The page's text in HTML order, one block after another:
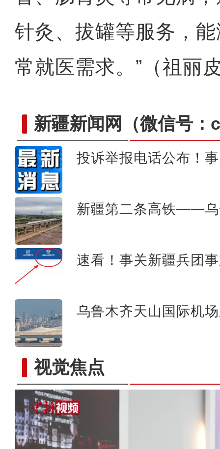
针灸、拔罐等服务，
常就医需求。”（祖丽
新疆新闻网 （微信号
投诉举报电话公布！
新疆第二条高铁——乌
速看！事关新疆兵团
乌鲁木齐天山国际机
视觉焦点
莎车4800亩榅桲喜获丰收 “金果